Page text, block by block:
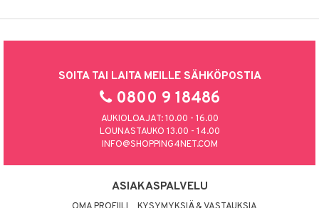
SOITA TAI LAITA MEILLE SÄHKÖPOSTIA
0800 9 18486
AUKIOLOAJAT: 10.00 - 16.00
LOUNASTAUKO 13.00 - 14.00
INFO@SHOPPING4NET.COM
ASIAKASPALVELU